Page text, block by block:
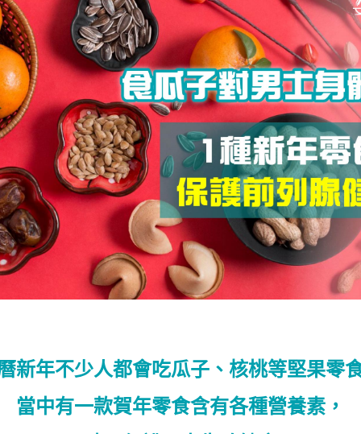
新年不少人都會吃瓜子、核桃等堅果零
當中有一款賀年零食含有各種營養素，